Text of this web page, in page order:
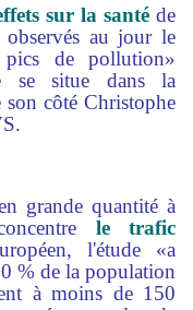
sur la santé de
au jour le
de pollution»
se situe dans la
son côté Christophe
grande quantité à
le trafic
l'étude «a
% de la population
à moins de 150